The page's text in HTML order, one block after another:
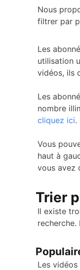
Nous
filtrer par
Les
utilisation
vidéos, ils
Les
nombre
cliquez ici.
Vous
haut à
vous avez
Trier
Il existe
Les